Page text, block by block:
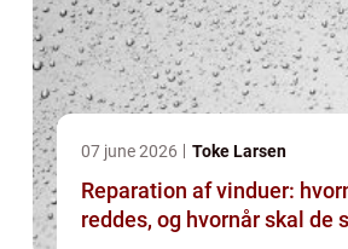
07 june 2026 Toke Larsen
Reparation af vinduer:
reddes, og hvornår skal de